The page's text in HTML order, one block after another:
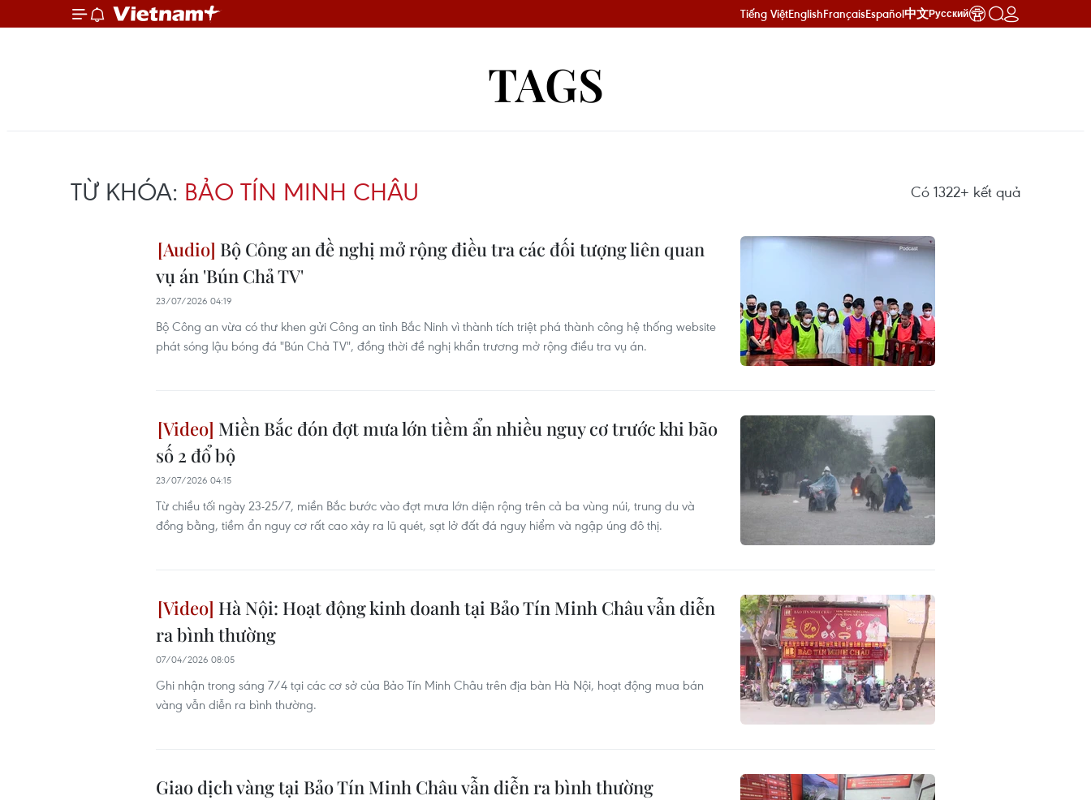
Tiếng ViệtEnglishFrançaisEspañol中文Русский
TAGS
TỪ KHÓA: BẢO TÍN MINH CHÂU Có 1322+ kết quả
Bộ Công an đề nghị mở rộng điều tra các đối tượng liên quan
vụ án 'Bún Chả TV'
23/07/2026 04:19
Bộ Công an vừa có thư khen gửi Công an tỉnh Bắc Ninh vì thành tích triệt phá thành công hệ thống website
phát sóng lậu bóng đá "Bún Chả TV", đồng thời đề nghị khẩn trương mở rộng điều tra vụ án.
Miền Bắc đón đợt mưa lớn tiềm ẩn nhiều nguy cơ trước khi bão
số 2 đổ bộ
23/07/2026 04:15
Từ chiều tối ngày 23-25/7, miền Bắc bước vào đợt mưa lớn diện rộng trên cả ba vùng núi, trung du và
đồng bằng, tiềm ẩn nguy cơ rất cao xảy ra lũ quét, sạt lở đất đá nguy hiểm và ngập úng đô thị.
Hà Nội: Hoạt động kinh doanh tại Bảo Tín Minh Châu vẫn diễn
ra bình thường
07/04/2026 08:05
Ghi nhận trong sáng 7/4 tại các cơ sở của Bảo Tín Minh Châu trên địa bàn Hà Nội, hoạt động mua bán
vàng vẫn diễn ra bình thường.
Giao dịch vàng tại Bảo Tín Minh Châu vẫn diễn ra bình thường